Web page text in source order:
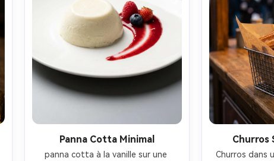
Panna Cotta Minimal
panna cotta à la vanille sur une
Churros
Churros dans